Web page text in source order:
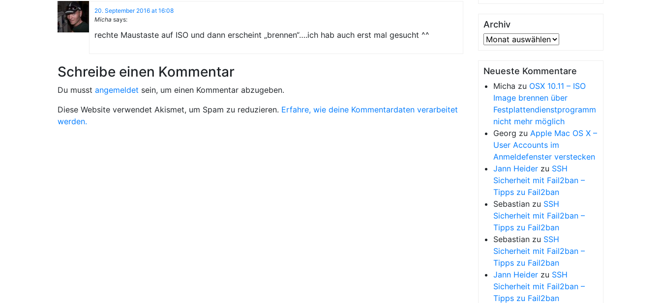
20. September 2016 at 16:08
Micha says:
rechte Maustaste auf ISO und dann erscheint „brennen“….ich hab auch erst mal gesucht ^^
Schreibe einen Kommentar
Du musst angemeldet sein, um einen Kommentar abzugeben.
Diese Website verwendet Akismet, um Spam zu reduzieren. Erfahre, wie deine Kommentardaten verarbeitet
werden.
Archiv
Archiv
Neueste Kommentare
Micha zu OSX 10.11 – ISO
Image brennen über
Festplattendienstprogramm
nicht mehr möglich
Georg zu Apple Mac OS X –
User Accounts im
Anmeldefenster verstecken
Jann Heider zu SSH
Sicherheit mit Fail2ban –
Tipps zu Fail2ban
Sebastian zu SSH
Sicherheit mit Fail2ban –
Tipps zu Fail2ban
Sebastian zu SSH
Sicherheit mit Fail2ban –
Tipps zu Fail2ban
Jann Heider zu SSH
Sicherheit mit Fail2ban –
Tipps zu Fail2ban